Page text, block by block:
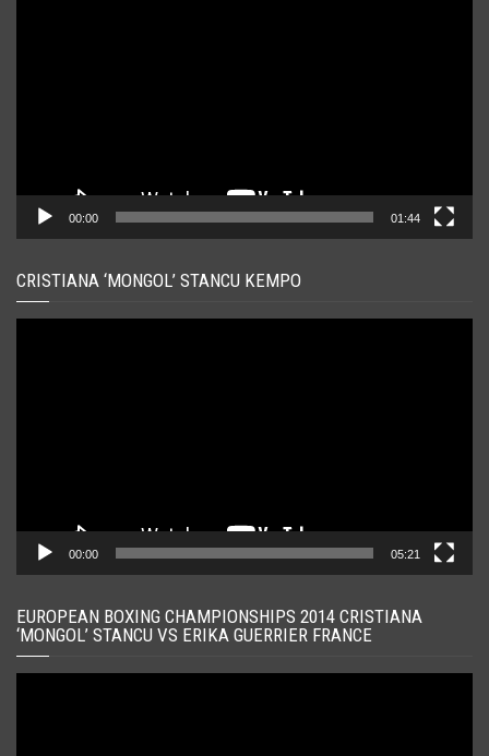
00:00 01:44
CRISTIANA ‘MONGOL’ STANCU KEMPO
00:00 05:21
EUROPEAN BOXING CHAMPIONSHIPS 2014 CRISTIANA
‘MONGOL’ STANCU VS ERIKA GUERRIER FRANCE